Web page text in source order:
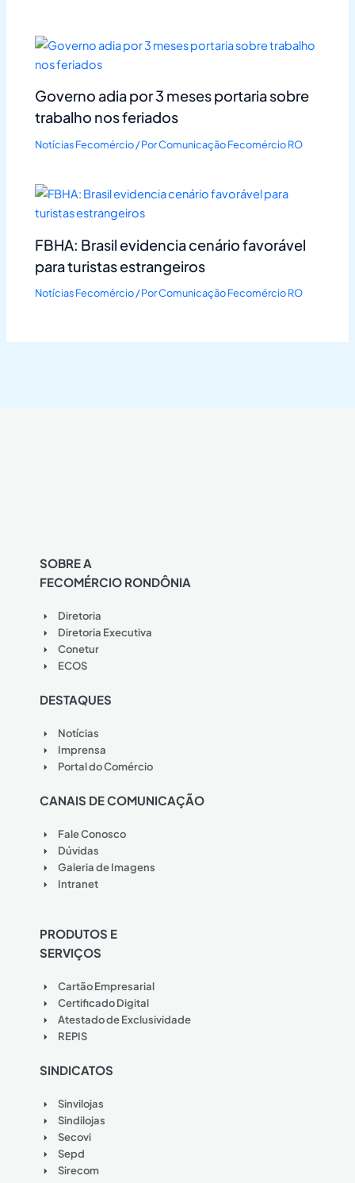
Governo adia por 3 meses portaria sobre
trabalho nos feriados
Notícias Fecomércio/ PorComunicação Fecomércio RO
FBHA: Brasil evidencia cenário favorável
para turistas estrangeiros
Notícias Fecomércio/ PorComunicação Fecomércio RO
SOBRE A
FECOMÉRCIO RONDÔNIA
Diretoria
Diretoria Executiva
Conetur
ECOS
DESTAQUES
Notícias
Imprensa
Portal do Comércio
CANAIS DE COMUNICAÇÃO
Fale Conosco
Dúvidas
Galeria de Imagens
Intranet
PRODUTOS E
SERVIÇOS
Cartão Empresarial
Certificado Digital
Atestado de Exclusividade
REPIS
SINDICATOS
Sinvilojas
Sindilojas
Secovi
Sepd
Sirecom